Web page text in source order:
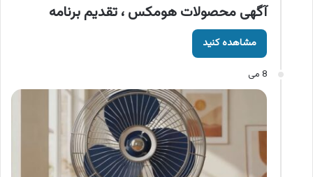
آگهی محصولات هومکس ، تقدیم برنامه
مشاهده کنید
8 می